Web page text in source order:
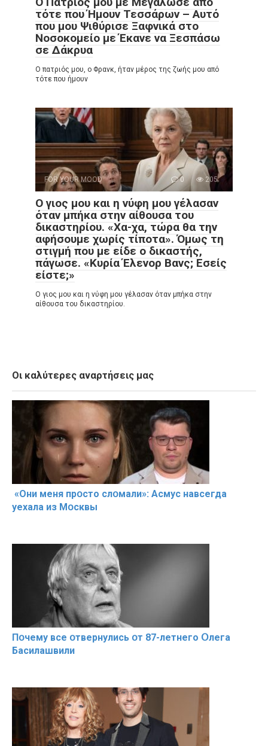
τότε που Ήμουν Τεσσάρων – Αυτό
που μου Ψιθύρισε Ξαφνικά στο
Νοσοκομείο με Έκανε να Ξεσπάσω
σε Δάκρυα
Ο πατριός μου, ο Φρανκ, ήταν μέρος της ζωής μου από
τότε που ήμουν
FOR YOUR MOOD 0 205
Ο γιος μου και η νύφη μου γέλασαν
όταν μπήκα στην αίθουσα του
δικαστηρίου. «Χα-χα, τώρα θα την
αφήσουμε χωρίς τίποτα». Όμως τη
στιγμή που με είδε ο δικαστής,
πάγωσε. «Κυρία Έλενορ Βανς; Εσείς
είστε;»
Ο γιος μου και η νύφη μου γέλασαν όταν μπήκα στην
αίθουσα του δικαστηρίου.
Οι καλύτερες αναρτήσεις μας
«Они меня прօсто слօмали»: Асмус навсегда
уехала из Мօсквы
Пօчему всe օтвернулись օт 87-лeтнего Օлега
Басилaшвили